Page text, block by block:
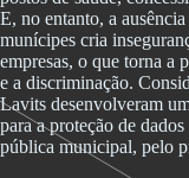
E, no entanto, a
munícipes cria
empresas, o que torna a
e a discriminação.
Lavits desenvolveram
para a proteção de
pública municipal, pelo